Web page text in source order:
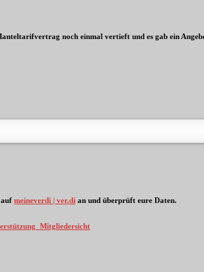
noch einmal vertieft und es gab ein
auf meineverdi | ver.di an und überprüft eure Daten.